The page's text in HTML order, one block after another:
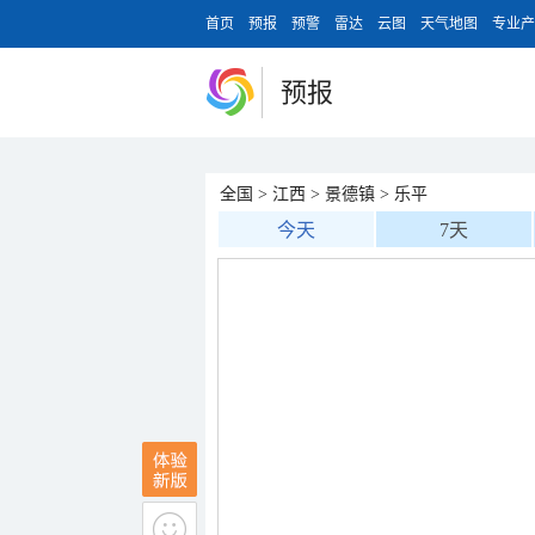
首页 预报 预警 雷达 云图 天气地图 专业
预报
全国 > 江西 > 景德镇 > 乐平
今天 7天